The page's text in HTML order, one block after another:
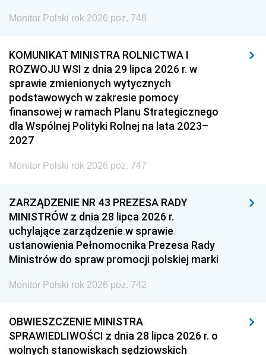
Monitor Polski rok 2026 poz. 748
KOMUNIKAT MINISTRA ROLNICTWA I
ROZWOJU WSI z dnia 29 lipca 2026 r. w
sprawie zmienionych wytycznych
podstawowych w zakresie pomocy
finansowej w ramach Planu Strategicznego
dla Wspólnej Polityki Rolnej na lata 2023–
2027
Monitor Polski rok 2026 poz. 747
ZARZĄDZENIE NR 43 PREZESA RADY
MINISTRÓW z dnia 28 lipca 2026 r.
uchylające zarządzenie w sprawie
ustanowienia Pełnomocnika Prezesa Rady
Ministrów do spraw promocji polskiej marki
Monitor Polski rok 2026 poz. 742
OBWIESZCZENIE MINISTRA
SPRAWIEDLIWOŚCI z dnia 28 lipca 2026 r. o
wolnych stanowiskach sędziowskich